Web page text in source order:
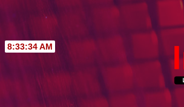
8:33:35 AM